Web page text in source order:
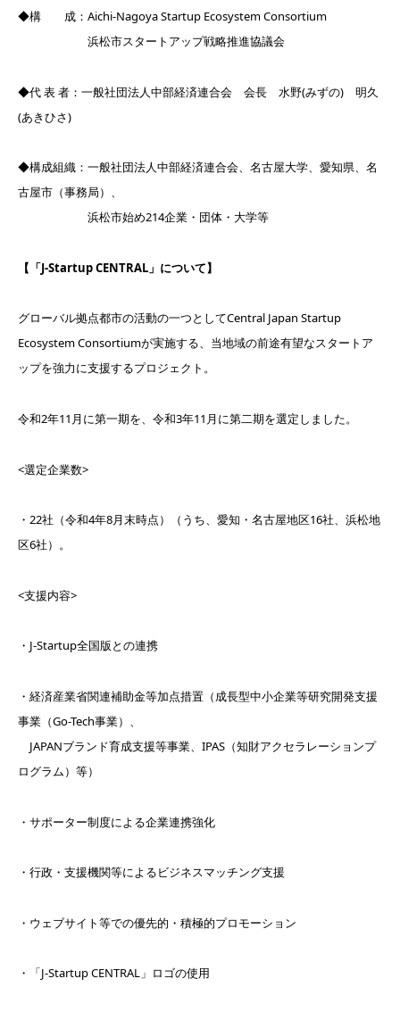
◆構 成：Aichi-Nagoya Startup Ecosystem Consortium
浜松市スタートアップ戦略推進協議会
◆代 表 者：一般社団法人中部経済連合会 会長 水野(みずの) 明久
(あきひさ)
◆構成組織：一般社団法人中部経済連合会、名古屋大学、愛知県、名
古屋市（事務局）、
浜松市始め214企業・団体・大学等
【「J-Startup CENTRAL」について】
グローバル拠点都市の活動の一つとしてCentral Japan Startup
Ecosystem Consortiumが実施する、当地域の前途有望なスタートア
ップを強力に支援するプロジェクト。
令和2年11月に第一期を、令和3年11月に第二期を選定しました。
<選定企業数>
・22社（令和4年8月末時点）（うち、愛知・名古屋地区16社、浜松地
区6社）。
<支援内容>
・J-Startup全国版との連携
・経済産業省関連補助金等加点措置（成長型中小企業等研究開発支援
事業（Go-Tech事業）、
JAPANブランド育成支援等事業、IPAS（知財アクセラレーションプ
ログラム）等）
・サポーター制度による企業連携強化
・行政・支援機関等によるビジネスマッチング支援
・ウェブサイト等での優先的・積極的プロモーション
・「J-Startup CENTRAL」ロゴの使用